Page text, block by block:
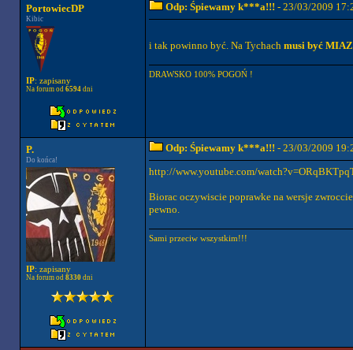
PortowiecDP
Kibic
IP: zapisany
Na forum od 6594dni
Odp: Śpiewamy k***a!!! - 23/03/2009
i tak powinno być. Na Tychach musi być
DRAWSKO 100% POGOŃ !
P.
Do końca!
IP: zapisany
Na forum od 8330dni
Odp: Śpiewamy k***a!!! - 23/03/2009
http://www.youtube.com/
Biorac oczywiscie poprawke na wersje
pewno.
Sami przeciw wszystkim!!!